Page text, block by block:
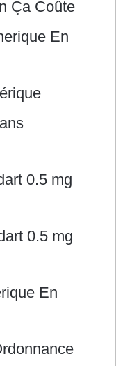
Ça Coûte
En
0.5 mg
0.5 mg
En